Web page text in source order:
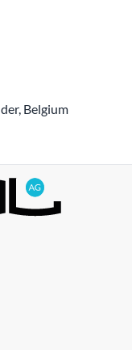
Belgium